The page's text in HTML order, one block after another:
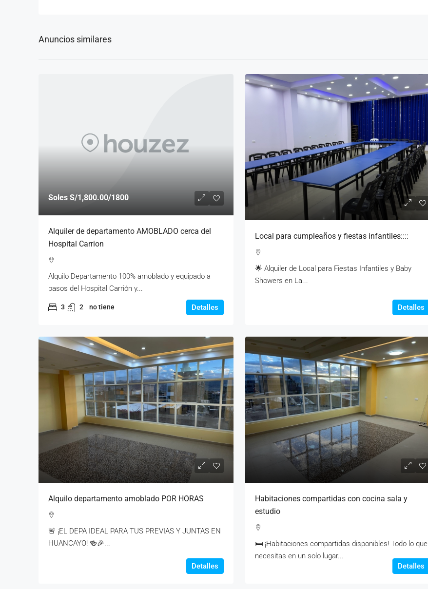
Anuncios similares
Soles S/1,800.00/1800
Alquiler de departamento AMOBLADO cerca del
Hospital Carrion
Alquilo Departamento 100% amoblado y equipado a
pasos del Hospital Carrión y...
3 2 no tiene Detalles
Local para cumpleaños y fiestas infantiles::::
🌟 Alquiler de Local para Fiestas Infantiles y Baby
Showers en La...
Detalles
Alquilo departamento amoblado POR HORAS
🚨 ¡EL DEPA IDEAL PARA TUS PREVIAS Y JUNTAS EN
HUANCAYO! 🍻🎉...
Detalles
Habitaciones compartidas con cocina sala y
estudio
🛏️ ¡Habitaciones compartidas disponibles! Todo lo que
necesitas en un solo lugar...
Detalles